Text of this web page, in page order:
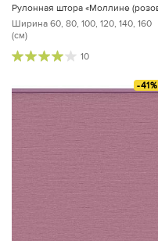
Ширина 60, 80, 100, 120, 140, 160
(см)
10
-41%